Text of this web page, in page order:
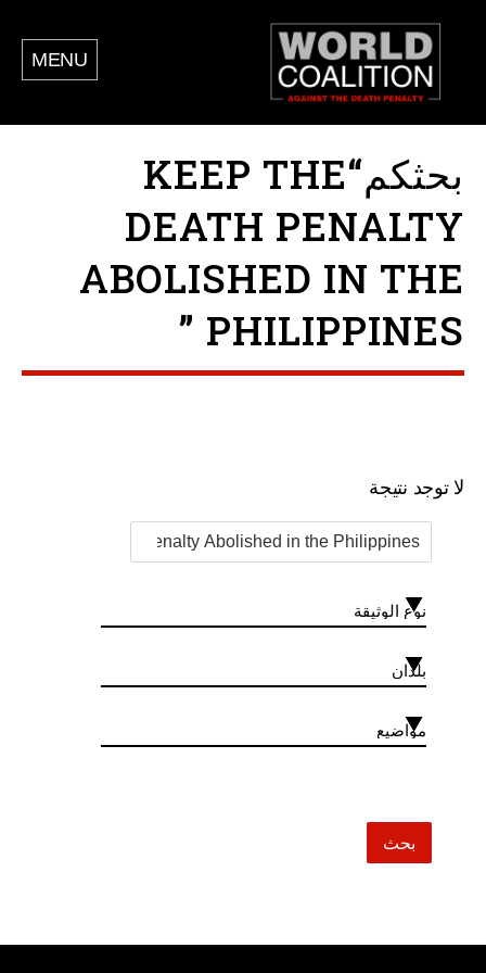
MENU
بحثكم“KEEP THE
DEATH PENALTY
ABOLISHED IN THE
PHILIPPINES ”
لا توجد نتيجة